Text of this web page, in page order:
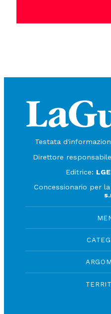
Testata
Direttore
Editrice:
Concessionario per